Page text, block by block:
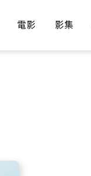
電影 影集